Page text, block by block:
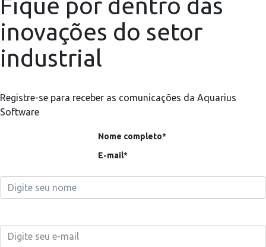
Fique por dentro das
inovações do setor
industrial
Registre-se para receber as comunicações da Aquarius
Software
Nome completo*
E-mail*